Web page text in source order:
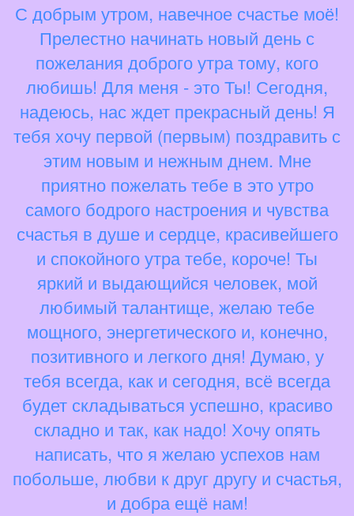
С добрым утром, навечное счастье моё!
Прелестно начинать новый день с
пожелания доброго утра тому, кого
любишь! Для меня - это Ты! Сегодня,
надеюсь, нас ждет прекрасный день! Я
тебя хочу первой (первым) поздравить с
этим новым и нежным днем. Мне
приятно пожелать тебе в это утро
самого бодрого настроения и чувства
счастья в душе и сердце, красивейшего
и спокойного утра тебе, короче! Ты
яркий и выдающийся человек, мой
любимый талантище, желаю тебе
мощного, энергетического и, конечно,
позитивного и легкого дня! Думаю, у
тебя всегда, как и сегодня, всё всегда
будет складываться успешно, красиво
складно и так, как надо! Хочу опять
написать, что я желаю успехов нам
побольше, любви к друг другу и счастья,
и добра ещё нам!